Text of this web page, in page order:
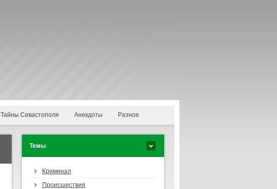
Тайны Севастополя Анекдоты Разное
Темы
Криминал
Происшествия